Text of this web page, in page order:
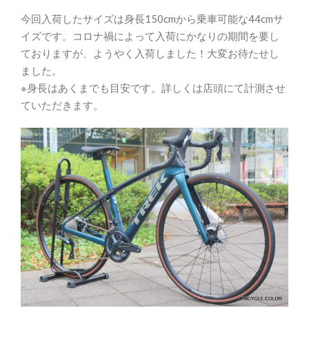
今回入荷したサイズは身長150cmから乗車可能な44cmサ
イズです。コロナ禍によって入荷にかなりの期間を要し
ておりますが、ようやく入荷しました！大変お待たせし
ました。
※身長はあくまでも目安です。詳しくは店頭にて計測させ
ていただきます。